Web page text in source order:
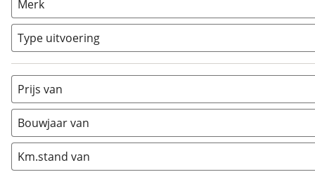
Chopper (30)
Classic (0)
Crosser (1)
Cruiser (2)
Enduro
Motorscooter (1)
Naked (136)
Merk
Type uitvoering
Prijs van
Bouwjaar van
Km.stand van